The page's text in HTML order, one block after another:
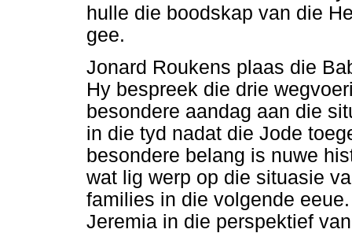
hulle die boodskap van die
gee.
Jonard Roukens plaas die
Hy bespreek die drie
besondere aandag aan die
in die tyd nadat die Jode
besondere belang is nuwe
wat lig werp op die situasie
families in die volgende
Jeremia in die perspektief